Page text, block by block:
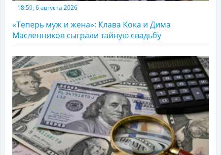
18:59, 6 августа 2026
«Теперь муж и жена»: Клава Кока и Дима
Масленников сыграли тайную свадьбу